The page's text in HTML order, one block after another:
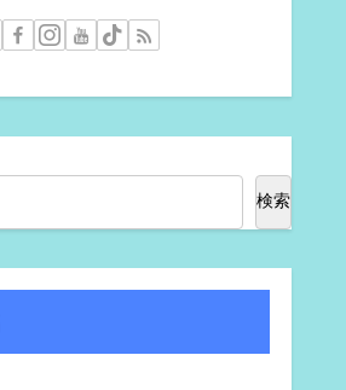
検索